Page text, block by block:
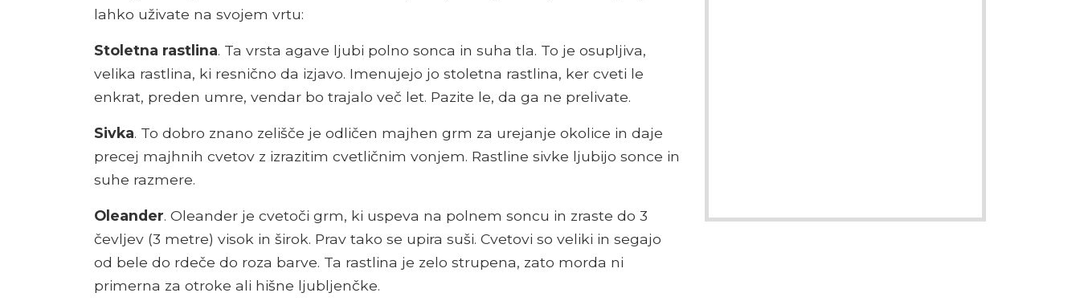
lahko uživate na svojem vrtu:
Stoletna rastlina. Ta vrsta agave ljubi polno sonca in suha tla. To je osupljiva,
velika rastlina, ki resnično da izjavo. Imenujejo jo stoletna rastlina, ker cveti le
enkrat, preden umre, vendar bo trajalo več let. Pazite le, da ga ne prelivate.
Sivka. To dobro znano zelišče je odličen majhen grm za urejanje okolice in daje
precej majhnih cvetov z izrazitim cvetličnim vonjem. Rastline sivke ljubijo sonce in
suhe razmere.
Oleander. Oleander je cvetoči grm, ki uspeva na polnem soncu in zraste do 3
čevljev (3 metre) visok in širok. Prav tako se upira suši. Cvetovi so veliki in segajo
od bele do rdeče do roza barve. Ta rastlina je zelo strupena, zato morda ni
primerna za otroke ali hišne ljubljenčke.